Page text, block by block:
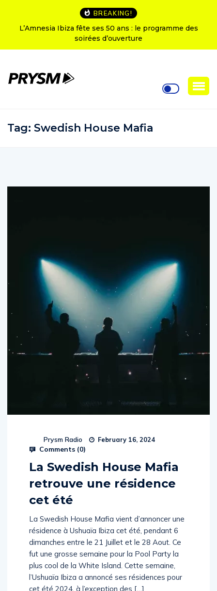
BREAKING!
L’Amnesia Ibiza fête ses 50 ans : le programme des
soirées d’ouverture
Tag: Swedish House Mafia
Prysm Radio February 16, 2024
Comments (0)
La Swedish House Mafia
retrouve une résidence
cet été
La Swedish House Mafia vient d’annoncer une
résidence à Ushuaïa Ibiza cet été, pendant 6
dimanches entre le 21 Juillet et le 28 Aout. Ce
fut une grosse semaine pour la Pool Party la
plus cool de la White Island. Cette semaine,
l’Ushuaïa Ibiza a annoncé ses résidences pour
cet été 2024, à l’exception des […]